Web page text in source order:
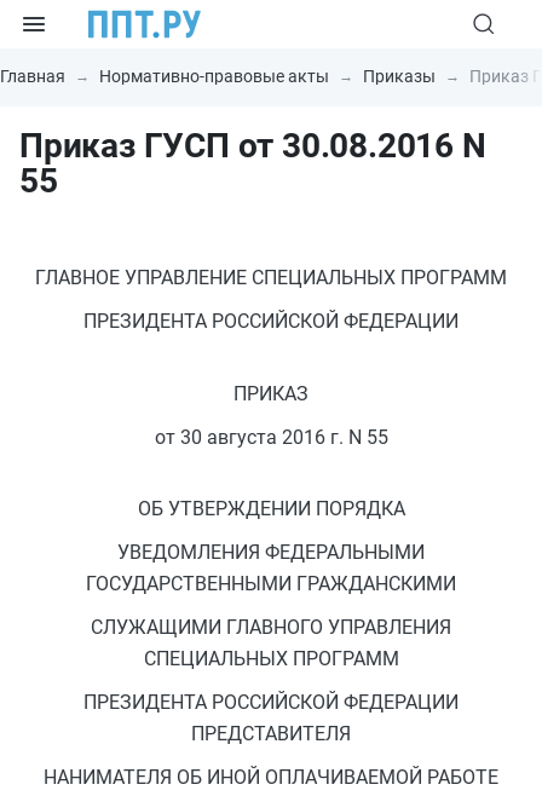
Главная Нормативно-правовые акты Приказы Приказ
Приказ ГУСП от 30.08.2016 N
55
ГЛАВНОЕ УПРАВЛЕНИЕ СПЕЦИАЛЬНЫХ ПРОГРАММ
ПРЕЗИДЕНТА РОССИЙСКОЙ ФЕДЕРАЦИИ
ПРИКАЗ
от 30 августа 2016 г. N 55
ОБ УТВЕРЖДЕНИИ ПОРЯДКА
УВЕДОМЛЕНИЯ ФЕДЕРАЛЬНЫМИ
ГОСУДАРСТВЕННЫМИ ГРАЖДАНСКИМИ
СЛУЖАЩИМИ ГЛАВНОГО УПРАВЛЕНИЯ
СПЕЦИАЛЬНЫХ ПРОГРАММ
ПРЕЗИДЕНТА РОССИЙСКОЙ ФЕДЕРАЦИИ
ПРЕДСТАВИТЕЛЯ
НАНИМАТЕЛЯ ОБ ИНОЙ ОПЛАЧИВАЕМОЙ РАБОТЕ